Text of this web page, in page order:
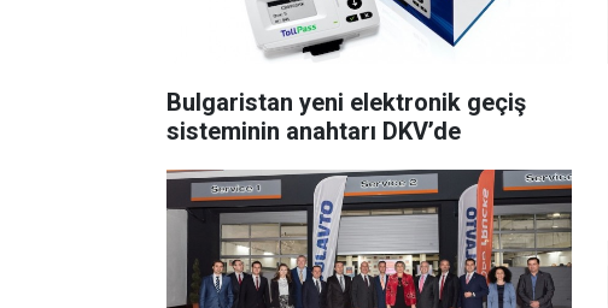
Bulgaristan yeni elektronik geçiş
sisteminin anahtarı DKV’de